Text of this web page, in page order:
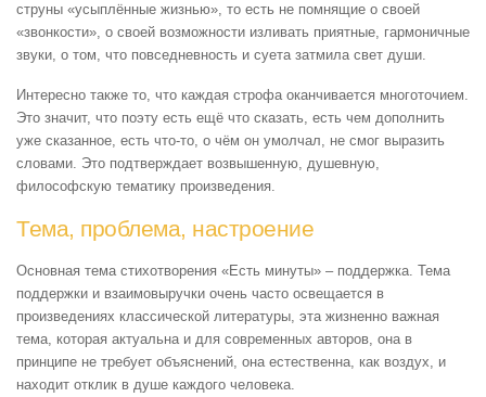
струны «усыплённые жизнью», то есть не помнящие о своей
«звонкости», о своей возможности изливать приятные, гармоничные
звуки, о том, что повседневность и суета затмила свет души.
Интересно также то, что каждая строфа оканчивается многоточием.
Это значит, что поэту есть ещё что сказать, есть чем дополнить
уже сказанное, есть что-то, о чём он умолчал, не смог выразить
словами. Это подтверждает возвышенную, душевную,
философскую тематику произведения.
Тема, проблема, настроение
Основная тема стихотворения «Есть минуты» – поддержка. Тема
поддержки и взаимовыручки очень часто освещается в
произведениях классической литературы, эта жизненно важная
тема, которая актуальна и для современных авторов, она в
принципе не требует объяснений, она естественна, как воздух, и
находит отклик в душе каждого человека.